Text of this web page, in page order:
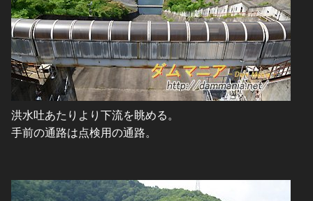
洪水吐あたりより下流を眺める。
手前の通路は点検用の通路。